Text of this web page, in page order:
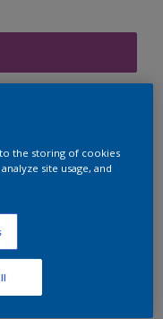
to the storing of cookies
site usage, and